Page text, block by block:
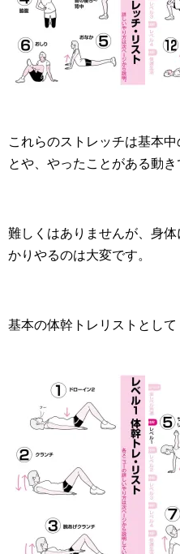
これらのストレッチは基本
とや、やったことがある動き
難しくはありませんが、身
かりやるのは大変です。
基本の体幹トレリストとして